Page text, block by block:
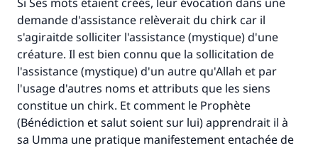
demande d'assistance relèverait du chirk car il
s'agiraitde solliciter l'assistance (mystique) d'une
créature. Il est bien connu que la sollicitation de
l'assistance (mystique) d'un autre qu'Allah et par
l'usage d'autres noms et attributs que les siens
constitue un chirk. Et comment le Prophète
(Bénédiction et salut soient sur lui) apprendrait il à
sa Umma une pratique manifestement entachée de
contribution
Aidez nous à apporter des réponses.
Le Messager d'Allah (Paix sur lui) a dit:
"Celui qui indique une bonne action obtient la
même récompense que celui qui le fait."
(MOUSLIM 1893)